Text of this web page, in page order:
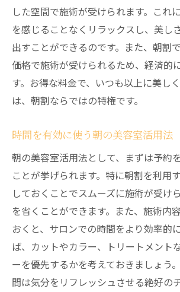
プロの技術で忙しい朝も美しさを
忙しい人のためのプロのス
朝の忙しさを軽減するトリ
ヘアケアのプロフェッショ
アドバイス
朝のスタイルを長持ちさせる
プロ技術で得られる自信と美
美容室朝割で心身ともにリフレ
朝割で得られる心地よいスタ
美容室でのリフレッシュ法
朝の訪問で得られる健康効果
リラクゼーションメニューの
心身をリフレッシュするため
した空間で施術が受けられます。これ
を感じることなくリラックスし、美し
出すことができるのです。また、朝割
価格で施術が受けられるため、経済的
す。お得な料金で、いつも以上に美し
は、朝割ならではの特権です。
時間を有効に使う朝の美容室活用法
朝の美容室活用法として、まずは予約
ことが挙げられます。特に朝割を利用
しておくことでスムーズに施術が受け
を省くことができます。また、施術内
おくと、サロンでの時間をより効率的
ば、カットやカラー、トリートメント
ーを優先するかを考えておきましょう
間は気分をリフレッシュさせる絶好の